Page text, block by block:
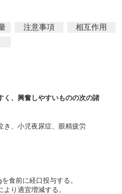
注意事項
相互作用
く、興奮しやすいものの次の諸
き、小児夜尿症、眼精疲労
食前に経口投与する。
り適宜増減する。